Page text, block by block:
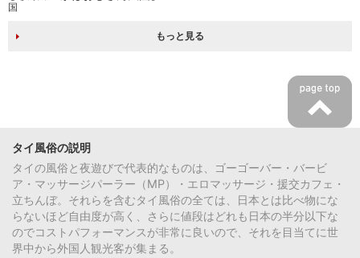
もっと見る
タイ風俗の説明
タイの風俗と夜遊びで代表的なものは、ゴーゴーバー・バービ
ア・マッサージパーラー（MP）・エロマッサージ・援交カフェ・
立ちんぼ。それらを含むタイ風俗の全ては、日本とは比べ物にな
らないほど自由度が高く、さらに値段はどれも日本の半分以下な
のでコストパフォーマンスが非常に良いので、それを目当てに世
界中から外国人観光客が集まる。